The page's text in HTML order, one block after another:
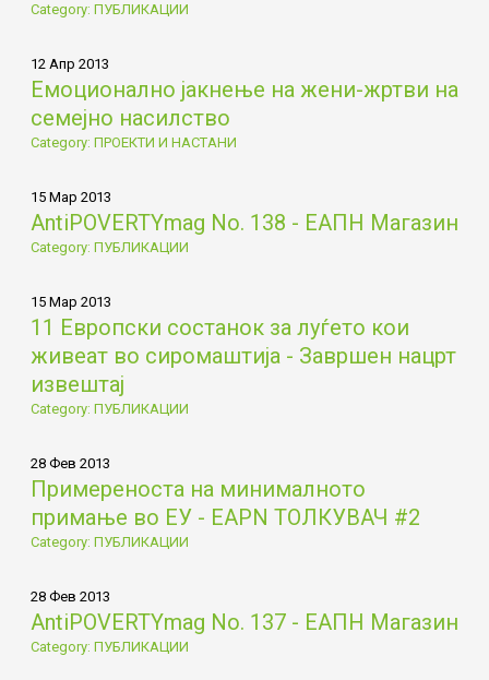
Category: ПУБЛИКАЦИИ
12 Апр 2013
Емоционално јакнење на жени-жртви на
семејно насилство
Category: ПРОЕКТИ И НАСТАНИ
15 Мар 2013
AntiPOVERTYmag No. 138 - ЕАПН Магазин
Category: ПУБЛИКАЦИИ
15 Мар 2013
11 Европски состанок за луѓето кои
живеат во сиромаштија - Завршен нацрт
извештај
Category: ПУБЛИКАЦИИ
28 Фев 2013
Примереностa на минималното
примање во ЕУ - EAPN ТОЛКУВАЧ #2
Category: ПУБЛИКАЦИИ
28 Фев 2013
AntiPOVERTYmag No. 137 - ЕАПН Магазин
Category: ПУБЛИКАЦИИ